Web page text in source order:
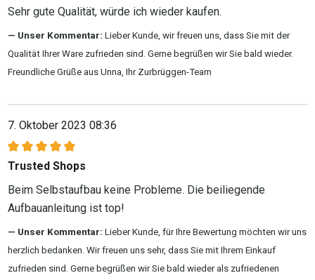
Sehr gute Qualität, würde ich wieder kaufen.
Unser Kommentar: Lieber Kunde, wir freuen uns, dass Sie mit der
Qualität Ihrer Ware zufrieden sind. Gerne begrüßen wir Sie bald wieder.
Freundliche Grüße aus Unna, Ihr Zurbrüggen-Team
7. Oktober 2023 08:36
Bewertung mit 5 von 5 Sternen
Trusted Shops
Beim Selbstaufbau keine Probleme. Die beiliegende
Aufbauanleitung ist top!
Unser Kommentar: Lieber Kunde, für Ihre Bewertung möchten wir uns
herzlich bedanken. Wir freuen uns sehr, dass Sie mit Ihrem Einkauf
zufrieden sind. Gerne begrüßen wir Sie bald wieder als zufriedenen